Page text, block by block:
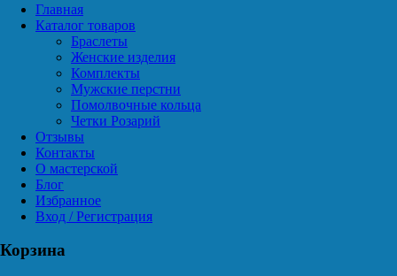
Главная
Каталог товаров
Браслеты
Женские изделия
Комплекты
Мужские перстни
Помолвочные кольца
Четки Розарий
Отзывы
Контакты
О мастерской
Блог
Избранное
Вход / Регистрация
Корзина